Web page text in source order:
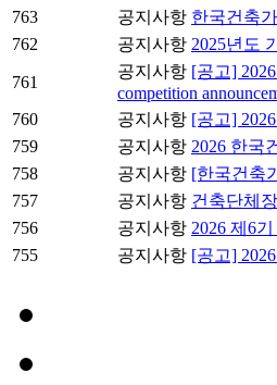
763
공지사항 한국건축
762
공지사항 2025년도
761
공지사항 [공고]
competition
760
공지사항 [공고]
759
공지사항 2026 한국
758
공지사항 [한국건축
757
공지사항 건축단체
756
공지사항 2026 제6
755
공지사항 [공고]